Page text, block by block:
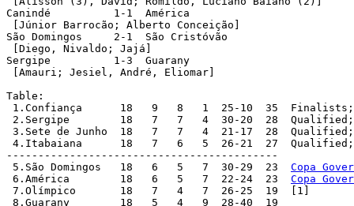
Canindé		 1-1  América
[Júnior Barrocão; Alberto Conceição]
São Domingos	 2-1  São Cristóvão
[Diego, Nivaldo; Jajá]
Sergipe		 1-3  Guarany
[Amauri; Jesiel, André, Eliomar]
Table:
1.Confiança	  18   9   8   1  25-10  35
2.Sergipe	  18   7   7   4  30-20  28
3.Sete de Junho  18   7   7   4  21-17  28
4.Itabaiana	  18   7   6   5  26-21  27
-------------------------------------------
5.São Domingos	  18   6   5   7  30-29  23 Copa
6.América	  18   6   5   7  22-24  23 Copa
7.Olímpico	  18   7   4   7  26-25  19  [1]
8.Guarany	  18   5   4   9  28-40  19